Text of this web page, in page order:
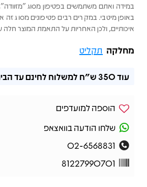
במידה ואתם משתמשים בפטיפון מסוג "מזוודה",
באופן מיטבי. במקרים רבים פטיפונים מסוג זה
איכותיים, ולכן האחריות על התאמת המוצר חלה
מחלקה תקליט
עוד350 ש"ח למשלוח לחינם עד
הוספה למועדפים
שלחו הודעה בוואצאפ
02-6568831
81227990701